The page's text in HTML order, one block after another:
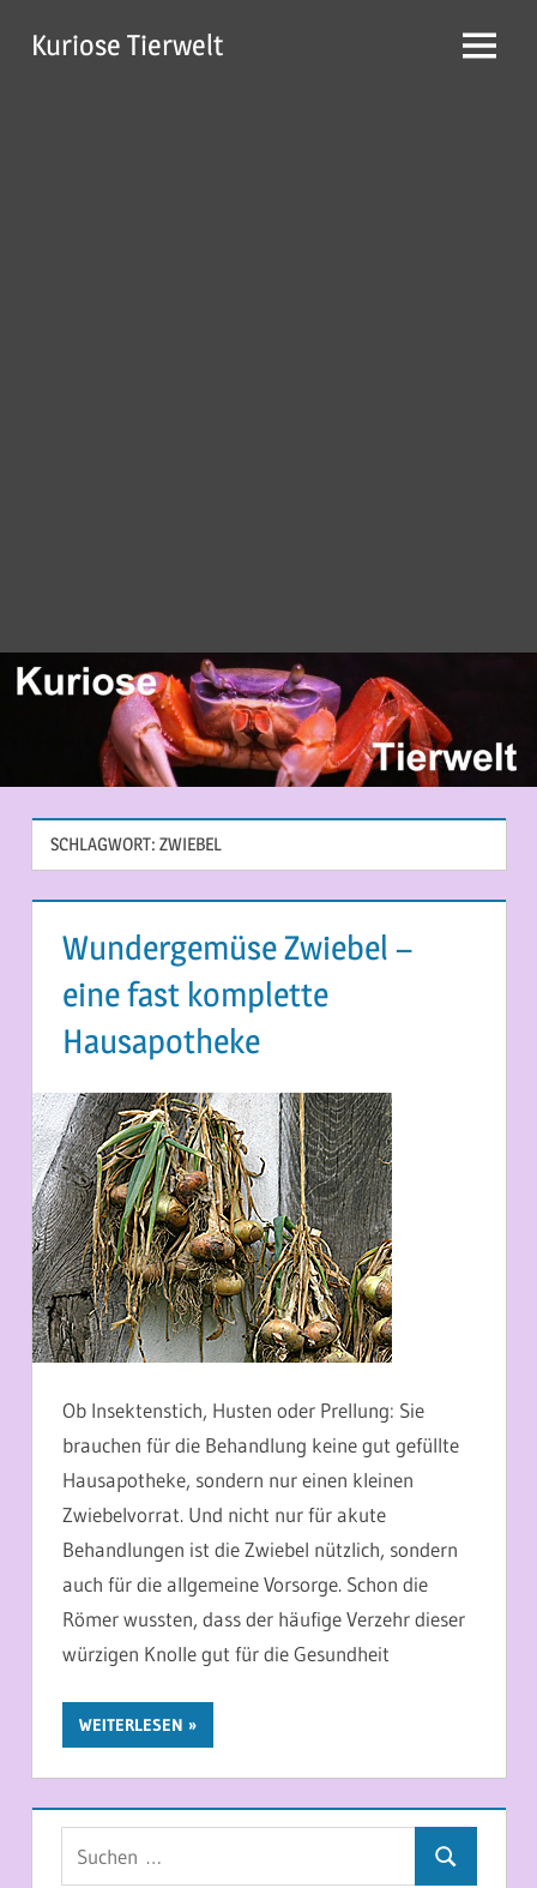
InhaltKuriose Tierwelt Menü
SCHLAGWORT: ZWIEBEL
Wundergemüse Zwiebel –
eine fast komplette
Hausapotheke
Ob Insektenstich, Husten oder Prellung: Sie
brauchen für die Behandlung keine gut gefüllte
Hausapotheke, sondern nur einen kleinen
Zwiebelvorrat. Und nicht nur für akute
Behandlungen ist die Zwiebel nützlich, sondern
auch für die allgemeine Vorsorge. Schon die
Römer wussten, dass der häufige Verzehr dieser
würzigen Knolle gut für die Gesundheit
WEITERLESEN
Suchen